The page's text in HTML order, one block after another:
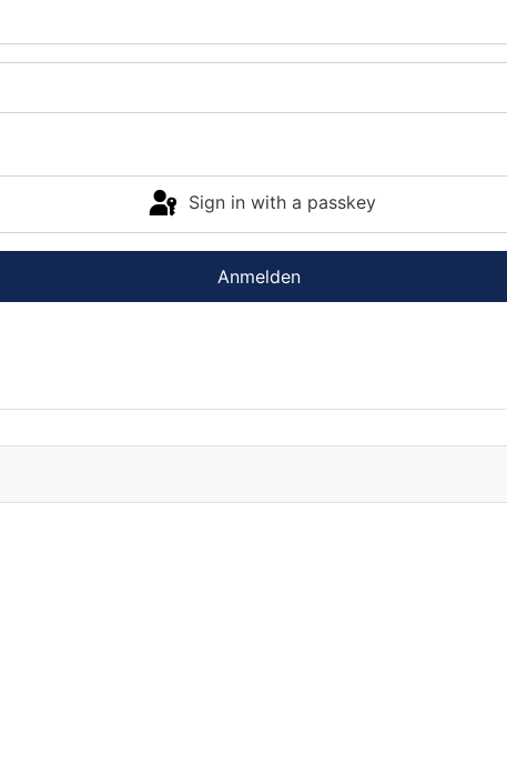
Sign in with a passkey
Anmelden